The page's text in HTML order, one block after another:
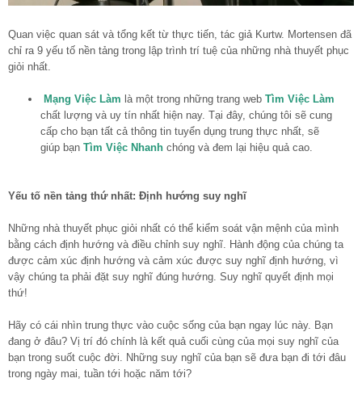
Quan việc quan sát và tổng kết từ thực tiến, tác giả Kurtw. Mortensen đã
chỉ ra 9 yếu tố nền tảng trong lập trình trí tuệ của những nhà thuyết phục
giỏi nhất.
Mạng Việc Làm là một trong những trang web Tìm Việc Làm
chất lượng và uy tín nhất hiện nay. Tại đây, chúng tôi sẽ cung
cấp cho bạn tất cả thông tin tuyển dụng trung thực nhất, sẽ
giúp bạn Tìm Việc Nhanh chóng và đem lại hiệu quả cao.
Yếu tố nền tảng thứ nhất: Định hướng suy nghĩ
Những nhà thuyết phục giỏi nhất có thể kiểm soát vận mệnh của mình
bằng cách định hướng và điều chỉnh suy nghĩ. Hành động của chúng ta
được cảm xúc định hướng và cảm xúc được suy nghĩ định hướng, vì
vậy chúng ta phải đặt suy nghĩ đúng hướng. Suy nghĩ quyết định mọi
thứ!
Hãy có cái nhìn trung thực vào cuộc sống của bạn ngay lúc này. Bạn
đang ở đâu? Vị trí đó chính là kết quả cuối cùng của mọi suy nghĩ của
bạn trong suốt cuộc đời. Những suy nghĩ của bạn sẽ đưa bạn đi tới đâu
trong ngày mai, tuần tới hoặc năm tới?